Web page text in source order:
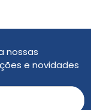
nossas
e novidades